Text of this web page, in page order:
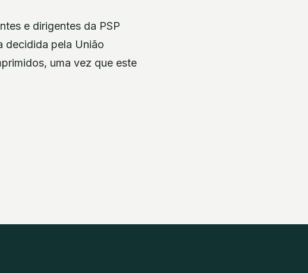
e dirigentes da PSP
decidida pela União
uma vez que este